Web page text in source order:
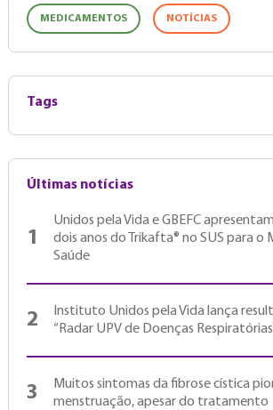
MEDICAMENTOS NOTÍCIAS
Tags
Últimas notícias
1
Unidos pela Vida e GBEFC
dois anos do Trikafta® no SUS para o
Saúde
2
Instituto Unidos pela Vida lança
“Radar UPV de Doenças
3
Muitos sintomas da fibrose cística
menstruação, apesar do tratamento